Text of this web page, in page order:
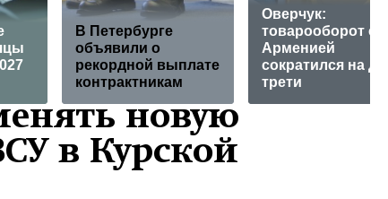
В Петербурге
объявили о
рекордной выплате
контрактникам
Оверчук:
товарооборот с
Арменией
сократился на две
трети
новую
в Курской